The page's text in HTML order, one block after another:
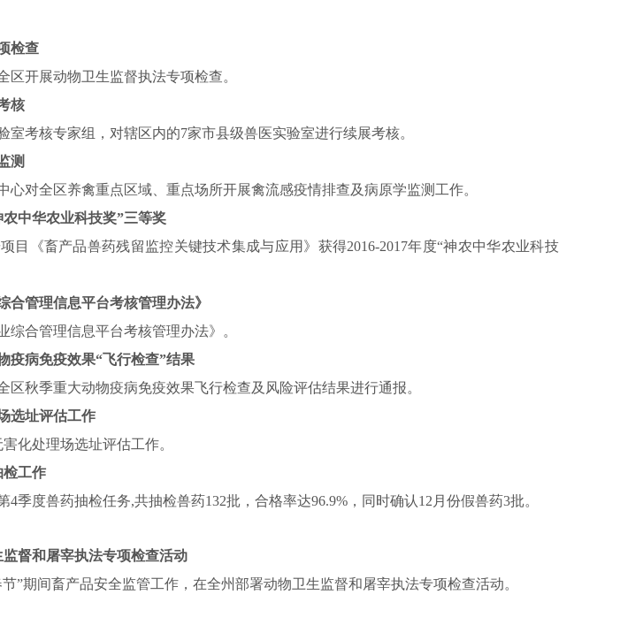
检查
开展动物卫生监督执法专项检查。
核
室考核专家组，对辖区内的7家市县级兽医实验室进行续展考核。
测
对全区养禽重点区域、重点场所开展禽流感疫情排查及病原学监测工作。
中华农业科技奖”三等奖
目《畜产品兽药残留监控关键技术集成与应用》获得2016-2017年度“神农中华农业科技
管理信息平台考核管理办法》
合管理信息平台考核管理办法》。
疫病免疫效果“飞行检查”结果
区秋季重大动物疫病免疫效果飞行检查及风险评估结果进行通报。
选址评估工作
化处理场选址评估工作。
工作
4季度兽药抽检任务,共抽检兽药132批，合格率达96.9%，同时确认 12 月份假兽药3批。
督和屠宰执法专项检查活动
”期间畜产品安全监管工作，在全州部署动物卫生监督和屠宰执法专项检查活动。